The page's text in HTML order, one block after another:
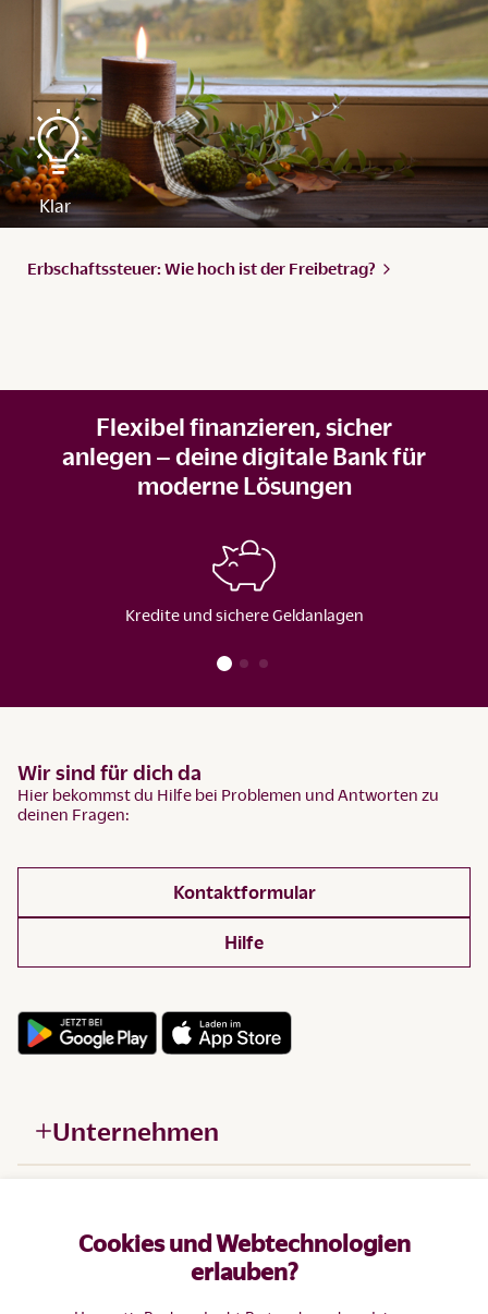
Cookies und Webtechnologien
erlauben?
Erbschaftssteuer: Wie hoch ist der Freibetrag?
Flexibel finanzieren, sicher
anlegen – deine digitale Bank für
moderne Lösungen
Kredite und sichere Geldanlagen
Wir sind für dich da
Hier bekommst du Hilfe bei Problemen und Antworten zu
deinen Fragen:
Kontaktformular
Hilfe
Unternehmen